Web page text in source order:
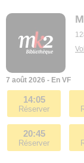
7 août 2026 - En VF
14:05
Réserver
20:45
Réserver